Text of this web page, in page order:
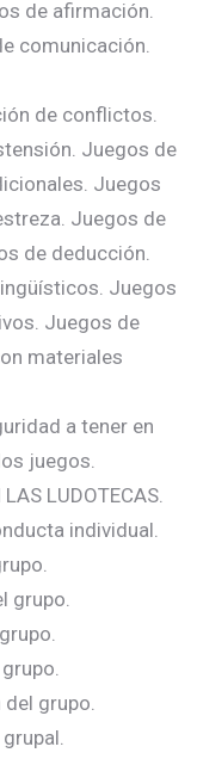
de afirmación.
comunicación.
de conflictos.
Juegos de
Juegos
Juegos de
de deducción.
Juegos
Juegos de
materiales
a tener en
juegos.
LUDOTECAS.
individual.
grupo.
grupo.